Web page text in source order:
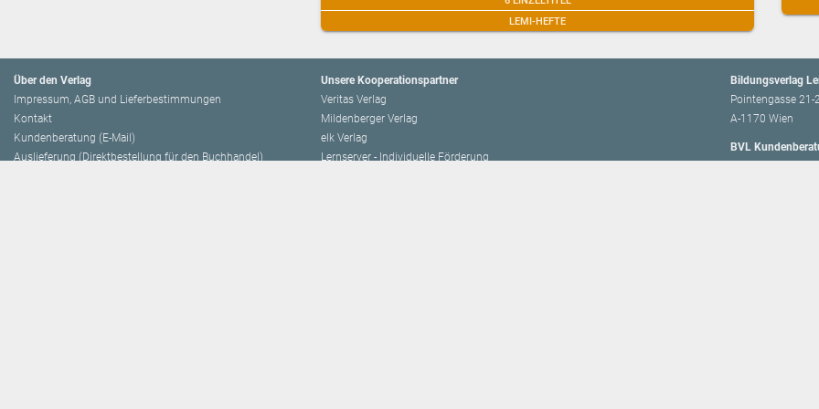
LEMI-HEFTE
Über den Verlag
Impressum, AGB und Lieferbestimmungen
Kontakt
Kundenberatung (E-Mail)
Auslieferung (Direktbestellung für den Buchhandel)
Unsere Kooperationspartner
Veritas Verlag
Mildenberger Verlag
elk Verlag
Lernserver - Individuelle Förderung
Bildungsverlag
Pointengasse 21-
A-1170 Wien
BVL